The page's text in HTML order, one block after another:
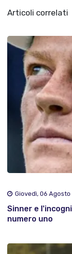
Articoli correlati
Giovedì, 06 Agosto
Sinner e
numero uno